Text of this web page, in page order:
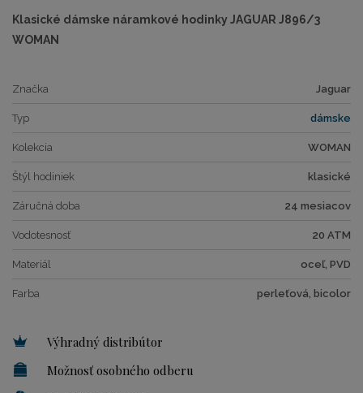
Klasické dámske náramkové hodinky JAGUAR J896/3
WOMAN
Značka Jaguar
Typ dámske
Kolekcia WOMAN
Štýl hodiniek klasické
Záručná doba 24 mesiacov
Vodotesnosť 20 ATM
Materiál oceľ, PVD
Farba perleťová, bicolor
Výhradný distribútor
Možnosť osobného odberu